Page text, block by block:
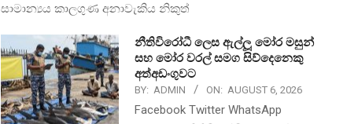
සාමාන්‍යය කාලගුණ අනාවැකිය නිකුත්
නීතිවිරෝධී ලෙස ඇල්ලූ මෝර මසුන්
සහ මෝර වරල් සමග සිව්දෙනෙකු
අත්අඩංගුවට
BY: ADMIN ON: AUGUST 6, 2026
Facebook Twitter WhatsApp